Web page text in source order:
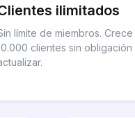
ilimitados
límite de miembros. Crece
clientes sin obligación